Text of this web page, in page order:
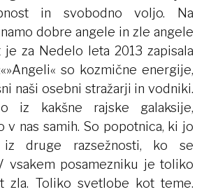
in svobodno voljo. Na
dobre angele in zle angele
za Nedelo leta 2013 zapisala
so kozmične energije,
naši osebni stražarji in vodniki.
iz kakšne rajske galaksije,
v nas samih. So popotnica, ki jo
iz druge razsežnosti, ko se
vsakem posamezniku je toliko
zla. Toliko svetlobe kot teme.